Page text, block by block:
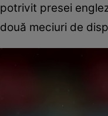
potrivit presei
două meciuri de